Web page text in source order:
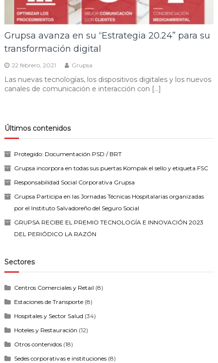
Grupsa avanza en su “Estrategia 20.24” para su
transformación digital
22 febrero, 2021 Grupsa
Las nuevas tecnologías, los dispositivos digitales y los nuevos
canales de comunicación e interacción con […]
Últimos contenidos
Protegido: Documentación PSD / BRT
Grupsa incorpora en todas sus puertas Kompak el sello y etiqueta FSC
Responsabilidad Social Corporativa Grupsa
Grupsa Participa en las Jornadas Técnicas Hospitalarias organizadas
por el Instituto Salvadoreño del Seguro Social
GRUPSA RECIBE EL PREMIO TECNOLOGÍA E INNOVACIÓN 2023
DEL PERIÓDICO LA RAZÓN
Sectores
Centros Comerciales y Retail (8)
Estaciones de Transporte(8)
Hospitales y Sector Salud (34)
Hoteles y Restauración (12)
Otros contenidos(18)
Sedes corporativas e instituciones(8)